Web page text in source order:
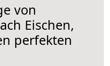
von
Eischen,
perfekten